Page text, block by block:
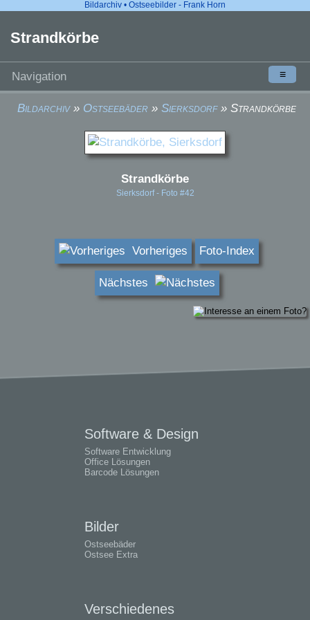
Bildarchiv • Ostseebilder - Frank Horn
Strandkörbe
Navigation ≡
Bildarchiv» Ostseebäder » Sierksdorf» Strandkörbe
Strandkörbe
Sierksdorf - Foto #42
Vorheriges Foto-Index
Nächstes
Software & Design
Software Entwicklung
Office Lösungen
Barcode Lösungen
Bilder
Ostseebäder
Ostsee Extra
Verschiedenes